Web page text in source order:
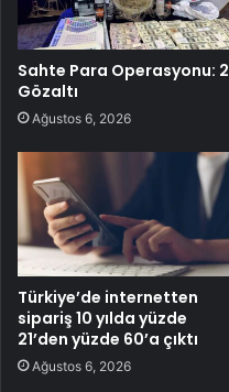
Sahte Para Operasyonu: 2
Gözaltı
Ağustos 6, 2026
Türkiye’de internetten
sipariş 10 yılda yüzde
21’den yüzde 60’a çıktı
Ağustos 6, 2026